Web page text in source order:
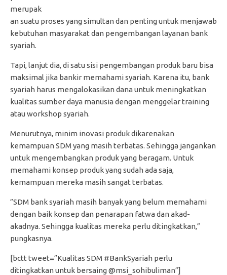
merupak
an suatu proses yang simultan dan penting untuk menjawab
kebutuhan masyarakat dan pengembangan layanan bank
syariah.
Tapi, lanjut dia, di satu sisi pengembangan produk baru bisa
maksimal jika bankir memahami syariah. Karena itu, bank
syariah harus mengalokasikan dana untuk meningkatkan
kualitas sumber daya manusia dengan menggelar training
atau workshop syariah.
Menurutnya, minim inovasi produk dikarenakan
kemampuan SDM yang masih terbatas. Sehingga jangankan
untuk mengembangkan produk yang beragam. Untuk
memahami konsep produk yang sudah ada saja,
kemampuan mereka masih sangat terbatas.
”SDM bank syariah masih banyak yang belum memahami
dengan baik konsep dan penarapan fatwa dan akad-
akadnya. Sehingga kualitas mereka perlu ditingkatkan,”
pungkasnya.
[bctt tweet=”Kualitas SDM #BankSyariah perlu
ditingkatkan untuk bersaing @msi_sohibuliman”]